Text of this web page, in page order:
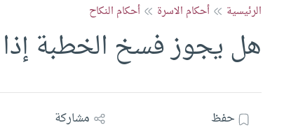
الرئيسية أحكام الاسرة أحكام النكاح
هل يجوز فسخ الخطبة إذا
حفظ مشاركة